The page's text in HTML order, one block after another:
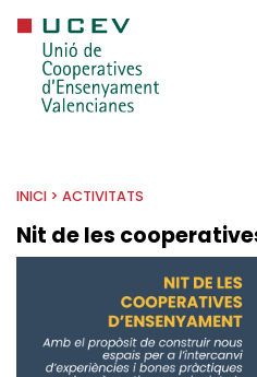
INICI > ACTIVITATS
Nit de les